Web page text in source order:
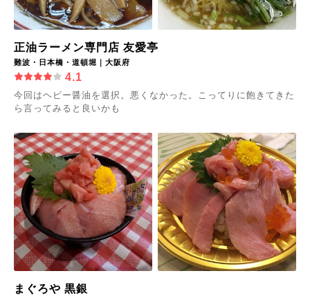
正油ラーメン専門店 友愛亭
難波・日本橋・道頓堀｜大阪府
4.1
今回はヘビー醤油を選択。悪くなかった。こってりに飽きてきた
ら言ってみると良いかも
まぐろや 黒銀